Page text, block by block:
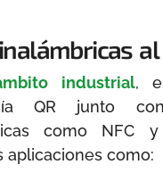
industrial,
QR junto
como NFC
aplicaciones como: